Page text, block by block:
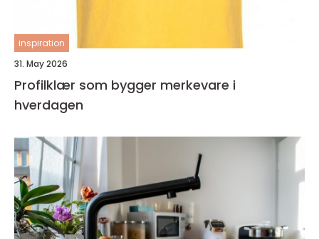
inspiration
31. May 2026
Profilklær som bygger merkevare i
hverdagen